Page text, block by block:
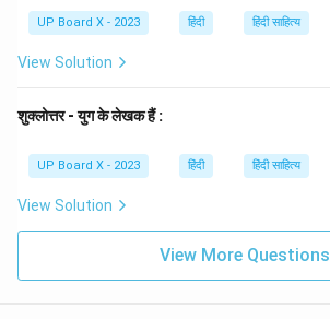
UP Board X - 2023 हिंदी हिंदी साहित्य
View Solution
शुक्लोत्तर - युग के लेखक हैं :
UP Board X - 2023 हिंदी हिंदी साहित्य
View Solution
View More Questions